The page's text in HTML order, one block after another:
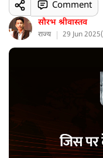
सौरभ श्रीवास्तव
राज्य 29 Jun 2025(
Comment